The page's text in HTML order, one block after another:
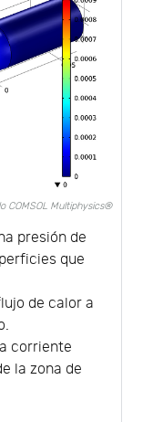
COMSOL Multiphysics®
presión de
que
de calor a
corriente
la zona de